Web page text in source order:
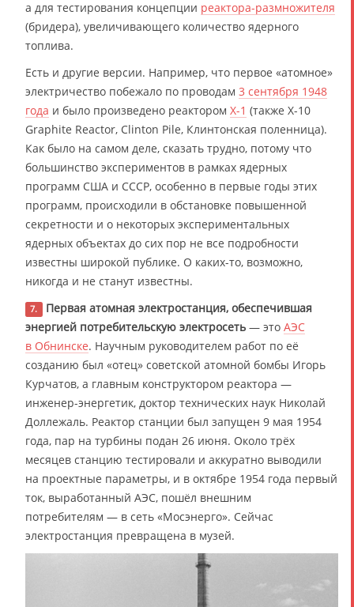
а для тестирования концепции реактора-размножителя
(бридера), увеличивающего количество ядерного
топлива.
Есть и другие версии. Например, что первое «атомное»
электричество побежало по проводам 3 сентября 1948
года и было произведено реактором X-1 (также X-10
Graphite Reactor, Clinton Pile, Клинтонская поленница).
Как было на самом деле, сказать трудно, потому что
большинство экспериментов в рамках ядерных
программ США и СССР, особенно в первые годы этих
программ, происходили в обстановке повышенной
секретности и о некоторых экспериментальных
ядерных объектах до сих пор не все подробности
известны широкой публике. О каких-то, возможно,
никогда и не станут известны.
7.
Первая атомная электростанция, обеспечившая
энергией потребительскую электросеть — это АЭС
в Обнинске. Научным руководителем работ по её
созданию был «отец» советской атомной бомбы Игорь
Курчатов, а главным конструктором реактора —
инженер-энергетик, доктор технических наук Николай
Доллежаль. Реактор станции был запущен 9 мая 1954
года, пар на турбины подан 26 июня. Около трёх
месяцев станцию тестировали и аккуратно выводили
на проектные параметры, и в октябре 1954 года первый
ток, выработанный АЭС, пошёл внешним
потребителям — в сеть «Мосэнерго». Сейчас
электростанция превращена в музей.